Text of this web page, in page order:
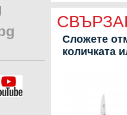
Сложете
количката